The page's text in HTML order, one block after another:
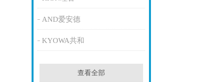
AND爱安德
KYOWA共和
查看全部